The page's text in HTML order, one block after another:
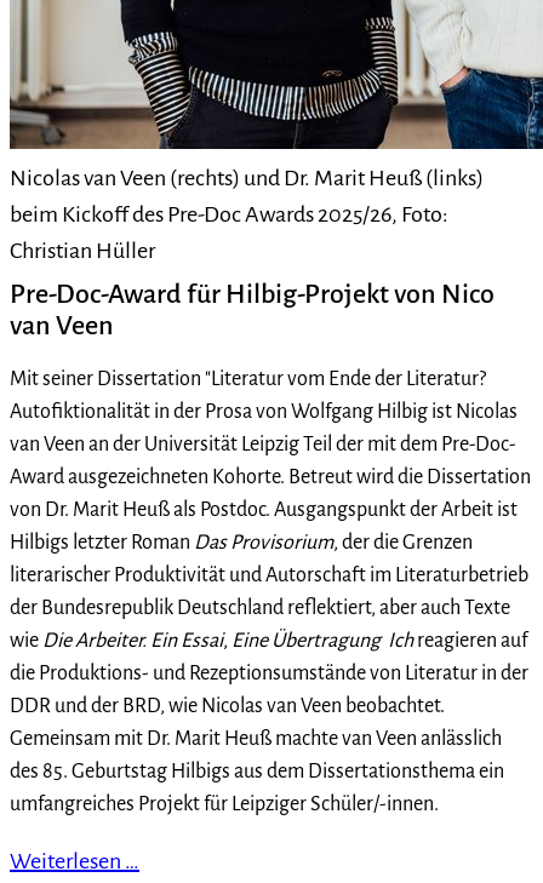
Nicolas van Veen (rechts) und Dr. Marit Heuß (links)
beim Kickoff des Pre-Doc Awards 2025/26, Foto:
Christian Hüller
Pre-Doc-Award für Hilbig-Projekt von Nico
van Veen
Mit seiner Dissertation "Literatur vom Ende der Literatur?
Autofiktionalität in der Prosa von Wolfgang Hilbig ist Nicolas
van Veen an der Universität Leipzig Teil der mit dem Pre-Doc-
Award ausgezeichneten Kohorte. Betreut wird die Dissertation
von Dr. Marit Heuß als Postdoc. Ausgangspunkt der Arbeit ist
Hilbigs letzter Roman Das Provisorium, der die Grenzen
literarischer Produktivität und Autorschaft im Literaturbetrieb
der Bundesrepublik Deutschland reflektiert, aber auch Texte
wie Die Arbeiter. Ein Essai, Eine Übertragung Ichreagieren auf
die Produktions- und Rezeptionsumstände von Literatur in der
DDR und der BRD, wie Nicolas van Veen beobachtet.
Gemeinsam mit Dr. Marit Heuß machte van Veen anlässlich
des 85. Geburtstag Hilbigs aus dem Dissertationsthema ein
umfangreiches Projekt für Leipziger Schüler/-innen.
Weiterlesen …